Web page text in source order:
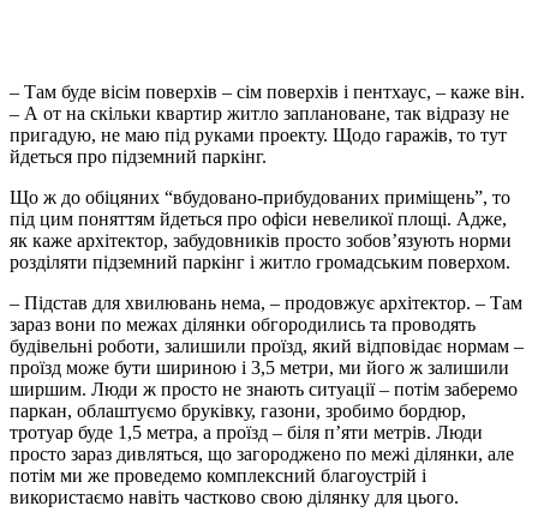
– Там буде вісім поверхів – сім поверхів і пентхаус, – каже він.
– А от на скільки квартир житло заплановане, так відразу не
пригадую, не маю під руками проекту. Щодо гаражів, то тут
йдеться про підземний паркінг.
Що ж до обіцяних “вбудовано-прибудованих приміщень”, то
під цим поняттям йдеться про офіси невеликої площі. Адже,
як каже архітектор, забудовників просто зобов’язують норми
розділяти підземний паркінг і житло громадським поверхом.
– Підстав для хвилювань нема, – продовжує архітектор. – Там
зараз вони по межах ділянки обгородились та проводять
будівельні роботи, залишили проїзд, який відповідає нормам –
проїзд може бути шириною і 3,5 метри, ми його ж залишили
ширшим. Люди ж просто не знають ситуації – потім заберемо
паркан, облаштуємо бруківку, газони, зробимо бордюр,
тротуар буде 1,5 метра, а проїзд – біля п’яти метрів. Люди
просто зараз дивляться, що загороджено по межі ділянки, але
потім ми же проведемо комплексний благоустрій і
використаємо навіть частково свою ділянку для цього.